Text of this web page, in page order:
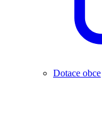
Dotace obce